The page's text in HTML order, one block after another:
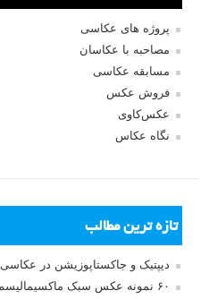
پروژه های عکاسی
مصاحبه با عکاسان
مسابقه عکاسی
فروش عکس
عکس‌کاوی
نگاه عکاس
تازه ترین مطالب
دیپتیک و جاکستا‌پوزیشن در عکاسی
۶۰ نمونه عکس سبک ماکسیمالیسم